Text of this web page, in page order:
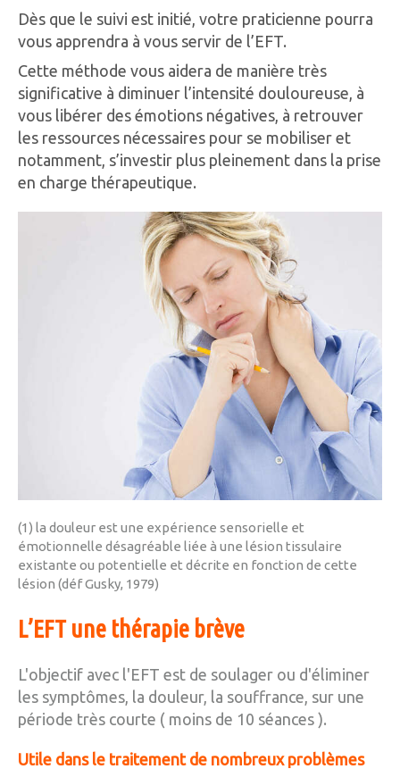
Dès que le suivi est initié, votre praticienne pourra
vous apprendra à vous servir de l’EFT.
Cette méthode vous aidera de manière très
significative à diminuer l’intensité douloureuse, à
vous libérer des émotions négatives, à retrouver
les ressources nécessaires pour se mobiliser et
notamment, s’investir plus pleinement dans la prise
en charge thérapeutique.
(1) la douleur est une expérience sensorielle et
émotionnelle désagréable liée à une lésion tissulaire
existante ou potentielle et décrite en fonction de cette
lésion (déf Gusky, 1979)
L’EFT une thérapie brève
L'objectif avec l'EFT est de soulager ou d'éliminer
les symptômes, la douleur, la souffrance, sur une
période très courte ( moins de 10 séances ).
Utile dans le traitement de nombreux problèmes